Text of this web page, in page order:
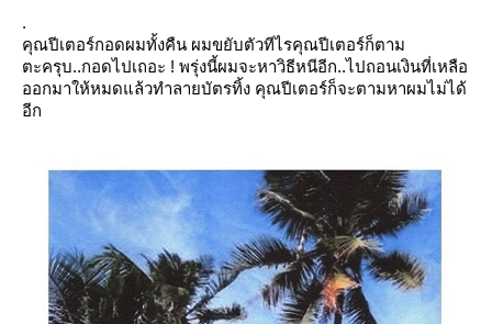
.
คุณปีเตอร์กอดผมทั้งคืน ผมขยับตัวทีไรคุณปีเตอร์ก็ตาม
ตะครุบ..กอดไปเถอะ ! พรุ่งนี้ผมจะหาวิธีหนีอีก..ไปถอนเงินที่เหลือ
ออกมาให้หมดแล้วทำลายบัตรทิ้ง คุณปีเตอร์ก็จะตามหาผมไม่ได้
อีก